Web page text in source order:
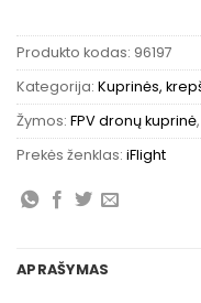
Produkto kodas: 96197
Kategorija: Kuprinės,
Žymos: FPV dronų kuprinė,
Prekės ženklas: iFlight
APRAŠYMAS